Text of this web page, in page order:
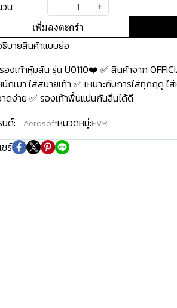
น
เพิ่มลงตะกร้า
ธิบายสินค้าแบบย่อ
งเท้าหุ้มส้น รุ่น U0110❤️ ✅ สินค้าจาก
กเบา ใส่สบายเท้า ✅ เหมาะกับการใส่ทุกฤดู ใ
ดง่าย ✅ รองเท้าพื้นแน่นกันลื่นได้ดี
ด์:
Aerosoftหมวดหมู่:EVR
ร์